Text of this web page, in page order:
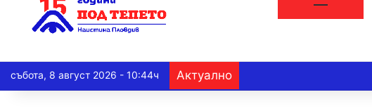
събота, 8 август 2026 - 10:44ч Актуално